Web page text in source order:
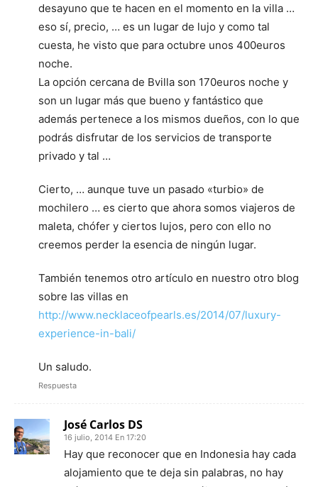
desayuno que te hacen en el momento en la villa …
eso sí, precio, … es un lugar de lujo y como tal
cuesta, he visto que para octubre unos 400euros
noche.
La opción cercana de Bvilla son 170euros noche y
son un lugar más que bueno y fantástico que
además pertenece a los mismos dueños, con lo que
podrás disfrutar de los servicios de transporte
privado y tal …
Cierto, … aunque tuve un pasado «turbio» de
mochilero … es cierto que ahora somos viajeros de
maleta, chófer y ciertos lujos, pero con ello no
creemos perder la esencia de ningún lugar.
También tenemos otro artículo en nuestro otro blog
sobre las villas en
http://www.necklaceofpearls.es/2014/07/luxury-
experience-in-bali/
Un saludo.
Respuesta
José Carlos DS
16 julio, 2014 En 17:20
Hay que reconocer que en Indonesia hay cada
alojamiento que te deja sin palabras, no hay